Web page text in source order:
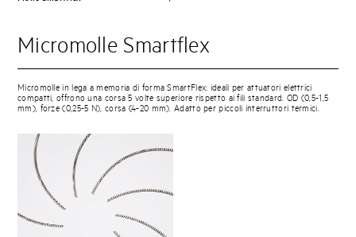
Micromolle Smartflex
Micromolle in lega a memoria di forma SmartFlex: ideali per attuatori elettrici
compatti, offrono una corsa 5 volte superiore rispetto ai fili standard. OD (0,5-1,5
mm), forze (0,25-5 N), corsa (4-20 mm). Adatto per piccoli interruttori termici.